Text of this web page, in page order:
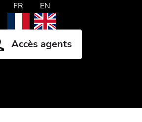
FR
EN
Accès agents